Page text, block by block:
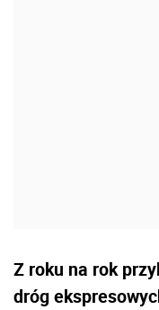
Z roku na rok
dróg